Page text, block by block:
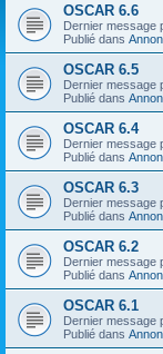
OSCAR 6.6
Dernier message
Publié dans
OSCAR 6.5
Dernier message
Publié dans
OSCAR 6.4
Dernier message
Publié dans
OSCAR 6.3
Dernier message
Publié dans
OSCAR 6.2
Dernier message
Publié dans
OSCAR 6.1
Dernier message
Publié dans